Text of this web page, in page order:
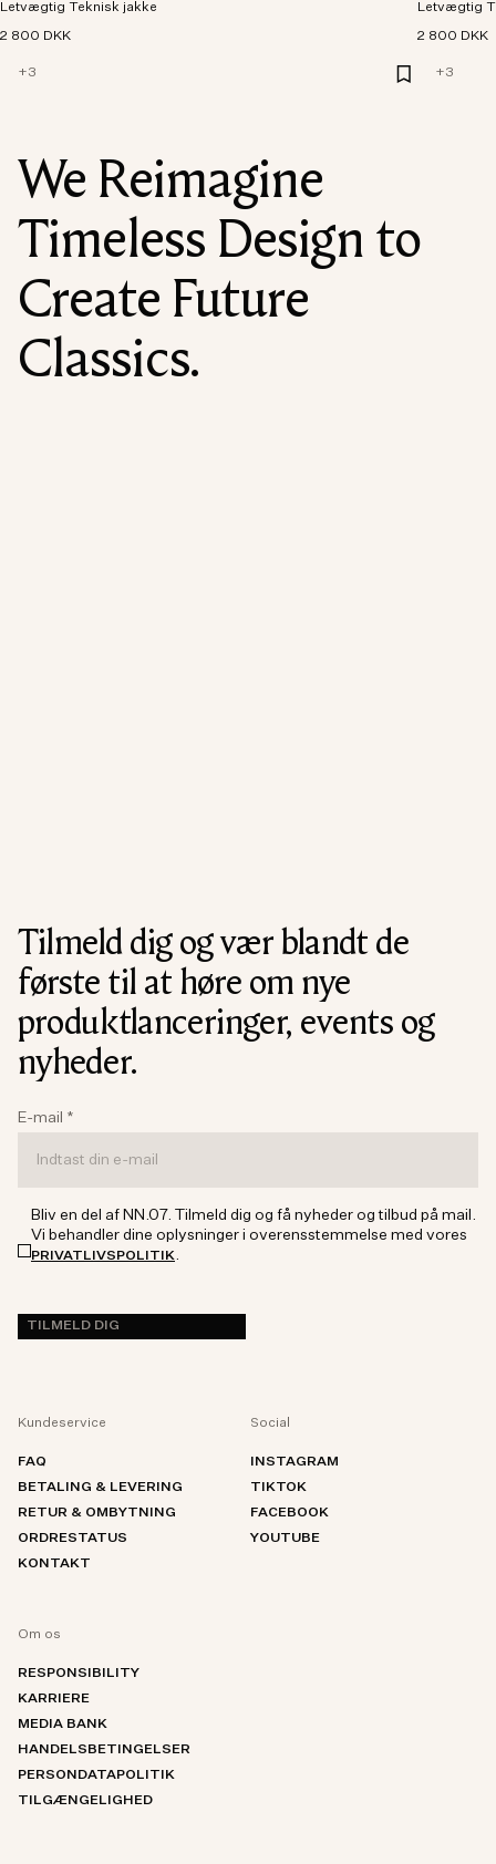
Letvægtig Teknisk jakke
2 800 DKK
+3
Letvægtig
2 800 DKK
+3
We Reimagine
Timeless Design to
Create Future
Classics.
Tilmeld dig og vær blandt de
første til at høre om nye
produktlanceringer, events og
nyheder.
E-mail *
Bliv en del af NN.07. Tilmeld dig og få nyheder og tilbud på mail.
Vi behandler dine oplysninger i overensstemmelse med vores
PRIVATLIVSPOLITIK.
TILMELD DIG
Kundeservice
FAQ
BETALING & LEVERING
RETUR & OMBYTNING
ORDRESTATUS
KONTAKT
Social
INSTAGRAM
TIKTOK
FACEBOOK
YOUTUBE
Om os
RESPONSIBILITY
KARRIERE
MEDIA BANK
HANDELSBETINGELSER
PERSONDATAPOLITIK
TILGÆNGELIGHED